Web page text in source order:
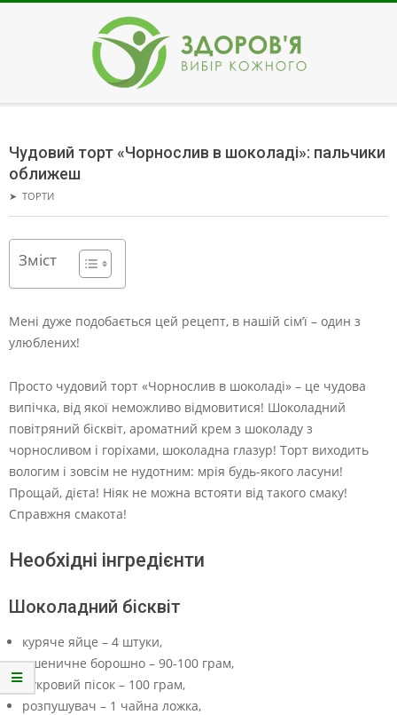
ЗДОРОВ'Я
Menu
Чудовий торт «Чорнослив в шоколаді»: пальчики
оближеш
➤ ТОРТИ
Зміст
Мені дуже подобається цей рецепт, в нашій сім’ї – один з
улюблених!
Просто чудовий торт «Чорнослив в шоколаді» – це чудова
випічка, від якої неможливо відмовитися! Шоколадний
повітряний бісквіт, ароматний крем з шоколаду з
чорносливом і горіхами, шоколадна глазур! Торт виходить
вологим і зовсім не нудотним: мрія будь-якого ласуни!
Прощай, дієта! Ніяк не можна встояти від такого смаку!
Справжня смакота!
Необхідні інгредієнти
Шоколадний бісквіт
куряче яйце – 4 штуки,
пшеничне борошно – 90-100 грам,
цукровий пісок – 100 грам,
розпушувач – 1 чайна ложка,